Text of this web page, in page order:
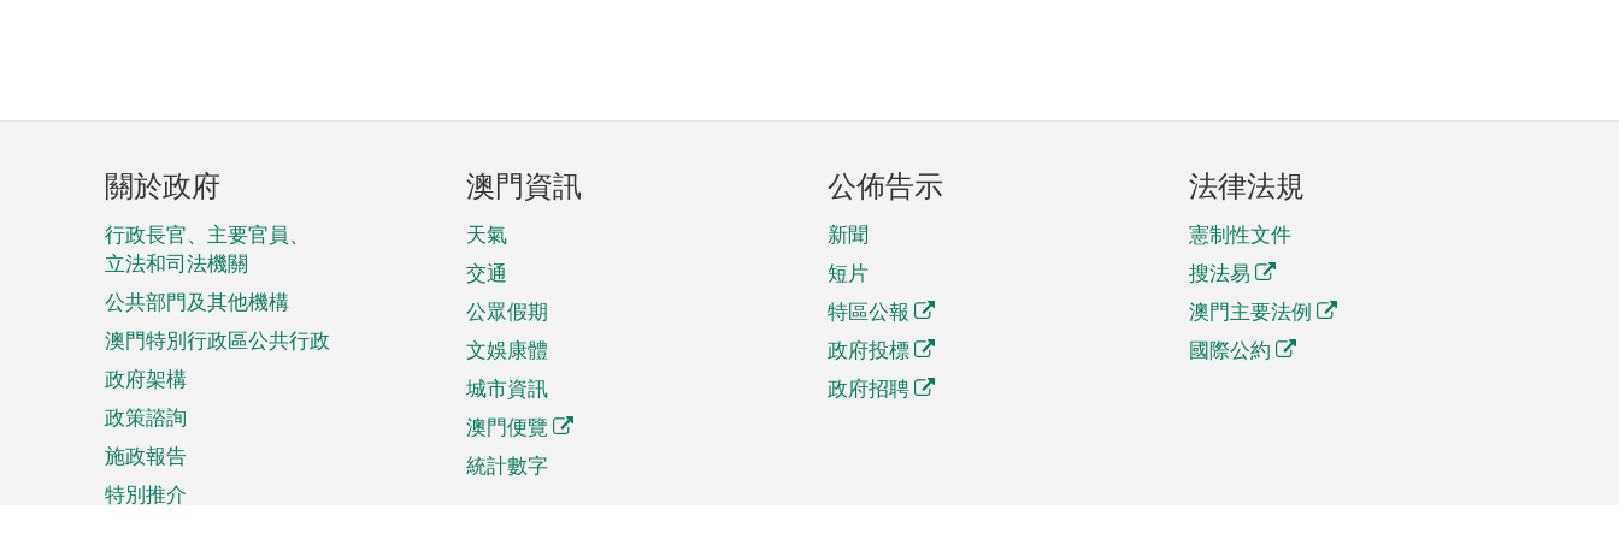
頁
腳
菜
單
關於政府
行政長官、主要官員、
立法和司法機關
公共部門及其他機構
澳門特別行政區公共行政
政府架構
政策諮詢
施政報告
特別推介
澳門資訊
天氣
交通
公眾假期
文娛康體
城市資訊
澳門便覽
統計數字
公佈告示
新聞
短片
特區公報
政府投標
政府招聘
法律法規
憲制性文件
搜法易
澳門主要法例
國際公約